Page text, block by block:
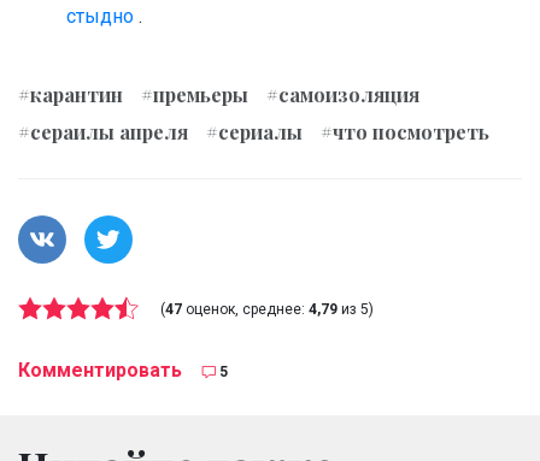
стыдно .
#карантин #премьеры
#самоизоляция
#сераилы апреля
#сериалы #что посмотреть
(47 оценок, среднее: 4,79 из 5)
Комментировать 5